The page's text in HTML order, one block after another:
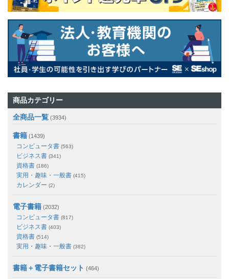
商品カテゴリー
全商品一覧 (3934)
書籍 (1439)
コンピュータ書 (563)
ビジネス書 (341)
資格書 (186)
実用・趣味・一般書 (415)
カレンダー (2)
電子書籍 (2032)
コンピュータ書 (817)
ビジネス書 (403)
資格書 (514)
実用・趣味・一般書 (382)
書籍＋電子書籍セット (464)